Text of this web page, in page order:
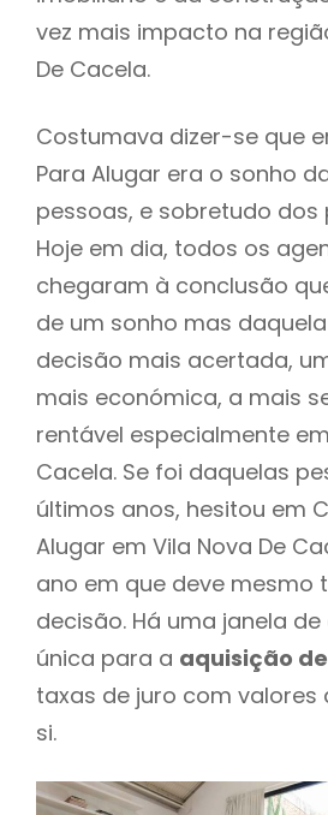
vez mais impacto na
De Cacela.
Costumava dizer-se que
Para Alugar era o sonho
pessoas, e sobretudo dos
Hoje em dia, todos os
chegaram à conclusão
de um sonho mas
decisão mais acertada,
mais económica, a mais
rentável especialmente
Cacela. Se foi daquelas
últimos anos, hesitou em
Alugar em Vila Nova De
ano em que deve mesmo
decisão. Há uma janela
única para a aquisição
taxas de juro com valores
si.